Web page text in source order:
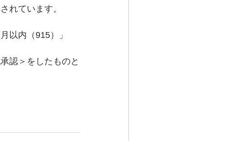
れています。
以内（915）」
認＞をしたものと